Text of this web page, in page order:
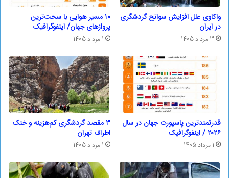
واکاوی علل افزایش سوانح گردشگری
در ایران
3 مرداد 1405
۱۰ مسیر هوایی با سخت‌ترین
پروازهای جهان/ اینفوگرافیک
1 مرداد 1405
قدرتمندترین پاسپورت‌ جهان در سال
۲۰۲۶ / اینفوگرافیک
1 مرداد 1405
۳ مقصد گردشگری کم‌هزینه و خنک
اطراف تهران
1 مرداد 1405